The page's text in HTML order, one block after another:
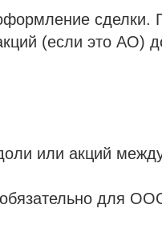
сделки.
(если это АО)
или акций
для